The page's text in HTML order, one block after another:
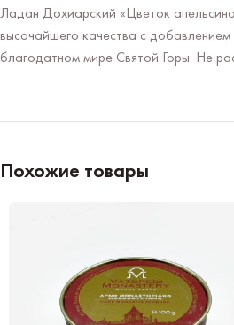
Ладан Дохиарский «Цветок
высочайшего качества с
благодатном мире Святой Горы. Не
Похожие товары